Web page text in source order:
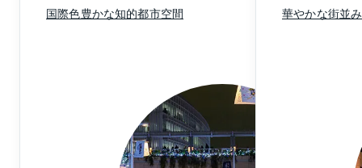
るお屋敷などが今も残り、落ち着いた佇まいです。
※上記は2020年9月現在の情報です。ご覧になった時点
で内容が変更になっている可能性がありますので、あ
らかじめご了承ください。
国際色豊かな知的都市空間 華やかな街並